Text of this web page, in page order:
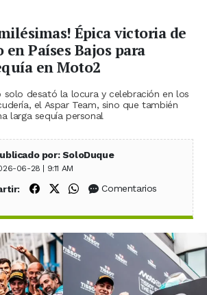
Épica victoria de
Países Bajos para
en Moto2
solo desató la locura y celebración en los
el Aspar Team, sino que también
larga sequía personal
por: SoloDuque
06-28 | 9:11 AM
Compartir en Facebook
Compartir en X (Twitter)
Compartir en WhatsApp
Comentarios